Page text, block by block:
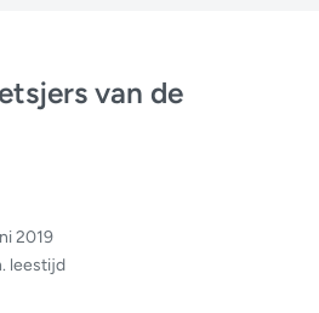
van de
2019
leestijd